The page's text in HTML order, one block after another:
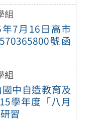
組
7月16日高市
號函
組
中自造教育及
學年度「八月
習